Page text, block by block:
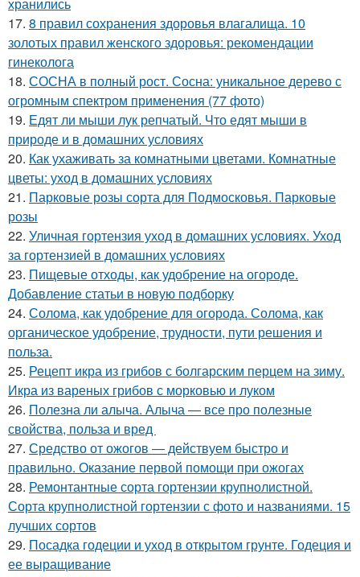
17. 8 правил сохранения здоровья влагалища. 10
золотых правил женского здоровья: рекомендации
гинеколога
18. СОСНА в полный рост. Сосна: уникальное дерево с
огромным спектром применения (77 фото)
19. Едят ли мыши лук репчатый. Что едят мыши в
природе и в домашних условиях
20. Как ухаживать за комнатными цветами. Комнатные
цветы: уход в домашних условиях
21. Парковые розы сорта для Подмосковья. Парковые
розы
22. Уличная гортензия уход в домашних условиях. Уход
за гортензией в домашних условиях
23. Пищевые отходы, как удобрение на огороде.
Добавление статьи в новую подборку
24. Солома, как удобрение для огорода. Солома, как
органическое удобрение, трудности, пути решения и
польза.
25. Рецепт икра из грибов с болгарским перцем на зиму.
Икра из вареных грибов с морковью и луком
26. Полезна ли алыча. Алыча — все про полезные
свойства, польза и вред
27. Средство от ожогов ― действуем быстро и
правильно. Оказание первой помощи при ожогах
28. Ремонтантные сорта гортензии крупнолистной.
Сорта крупнолистной гортензии с фото и названиями. 15
лучших сортов
29. Посадка годеции и уход в открытом грунте. Годеция и
ее выращивание